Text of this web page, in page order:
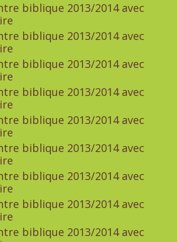
biblique 2013/2014 avec
biblique 2013/2014 avec
biblique 2013/2014 avec
biblique 2013/2014 avec
biblique 2013/2014 avec
biblique 2013/2014 avec
biblique 2013/2014 avec
biblique 2013/2014 avec
biblique 2013/2014 avec